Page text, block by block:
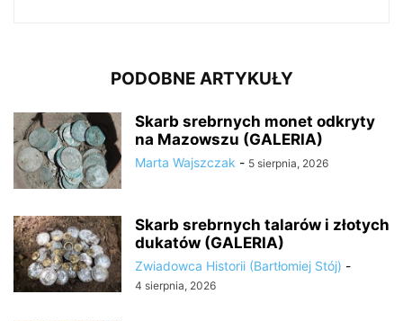
PODOBNE ARTYKUŁY
Skarb srebrnych monet odkryty
na Mazowszu (GALERIA)
Marta Wajszczak - 5 sierpnia, 2026
Skarb srebrnych talarów i złotych
dukatów (GALERIA)
Zwiadowca Historii (Bartłomiej Stój) -
4 sierpnia, 2026